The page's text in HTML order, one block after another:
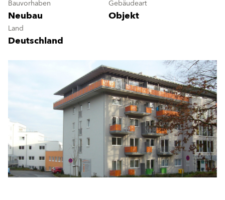
Bauvorhaben
Neubau
Gebäudeart
Objekt
Land
Deutschland